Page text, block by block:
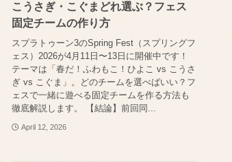
こうさぎ・こぐまどれ選ぶ？フェス
固定チームの作り方
スプラトゥーン3のSpring Fest（スプリングフ
ェス）2026が4月11日〜13日に開催中です！
テーマは「春だ！ふわもこ！ひよこ vs こうさ
ぎ vs こぐま」。どのチームを選べばいい？フ
ェスで一緒に遊べる固定チームを作る方法も
徹底解説します。 【結論】前回同...
April 12, 2026